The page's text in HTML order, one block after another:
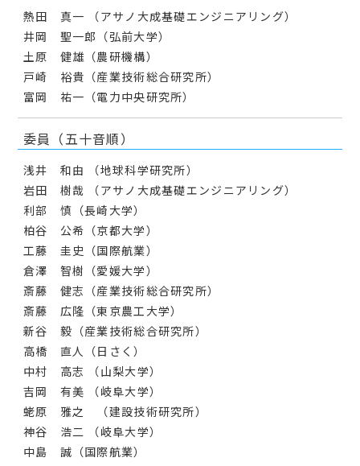
熱田 真一 （アサノ大成基礎エンジニアリング）
井岡 聖一郎（弘前大学）
土原 健雄（農研機構）
戸崎 裕貴（産業技術総合研究所）
富岡 祐一（電力中央研究所）
委員（五十音順）
浅井 和由 （地球科学研究所）
岩田 樹哉 （アサノ大成基礎エンジニアリング）
利部 慎（長崎大学）
柏谷 公希（京都大学）
工藤 圭史（国際航業）
倉澤 智樹（愛媛大学）
斎藤 健志（産業技術総合研究所）
斎藤 広隆（東京農工大学）
新谷 毅（産業技術総合研究所）
高橋 直人（日さく）
中村 高志 （山梨大学）
吉岡 有美 （岐阜大学）
蛯原 雅之 （建設技術研究所）
神谷 浩二 （岐阜大学）
中島 誠（国際航業）